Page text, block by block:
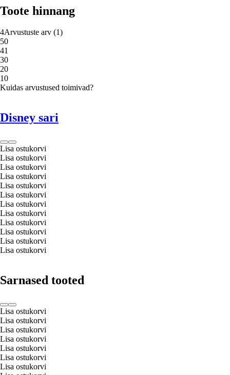
Toote hinnang
4Arvustuste arv (1)
50
41
30
20
10
Kuidas arvustused toimivad?
Disney sari
Lisa ostukorvi
Lisa ostukorvi
Lisa ostukorvi
Lisa ostukorvi
Lisa ostukorvi
Lisa ostukorvi
Lisa ostukorvi
Lisa ostukorvi
Lisa ostukorvi
Lisa ostukorvi
Lisa ostukorvi
Lisa ostukorvi
Sarnased tooted
Lisa ostukorvi
Lisa ostukorvi
Lisa ostukorvi
Lisa ostukorvi
Lisa ostukorvi
Lisa ostukorvi
Lisa ostukorvi